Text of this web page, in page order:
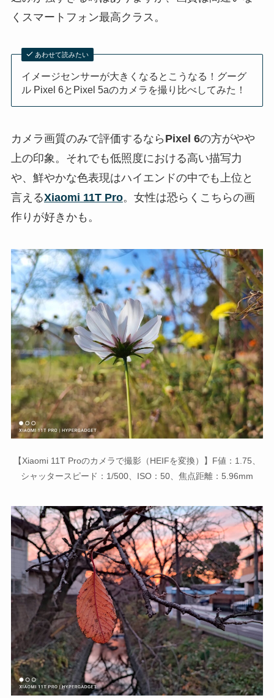
くスマートフォン最高クラス。
あわせて読みたい
イメージセンサーが大きくなるとこうなる！グーグ
ル Pixel 6とPixel 5aのカメラを撮り比べしてみた！
カメラ画質のみで評価するなら Pixel 6の方がやや
上の印象。それでも低照度における高い描写力
や、鮮やかな色表現はハイエンドの中でも上位と
言えるXiaomi 11T Pro。女性は恐らくこちらの画
作りが好きかも。
【Xiaomi 11T Proのカメラで撮影（HEIFを変換）】F値：1.75、
シャッタースピード：1/500、ISO：50、焦点距離：5.96mm